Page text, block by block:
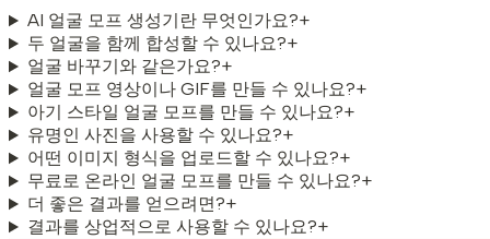
AI 얼굴 모프 생성기란 무엇인가요?+
두 얼굴을 함께 합성할 수 있나요?+
얼굴 바꾸기와 같은가요?+
얼굴 모프 영상이나 GIF를 만들 수 있나요?+
아기 스타일 얼굴 모프를 만들 수 있나요?+
유명인 사진을 사용할 수 있나요?+
어떤 이미지 형식을 업로드할 수 있나요?+
무료로 온라인 얼굴 모프를 만들 수 있나요?+
더 좋은 결과를 얻으려면?+
결과를 상업적으로 사용할 수 있나요?+